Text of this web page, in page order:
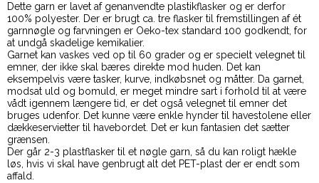
Dette garn er lavet af genanvendte plastikflasker og er derfor
100% polyester. Der er brugt ca. tre flasker til fremstillingen af ét
garnnøgle og farvningen er Oeko-tex standard 100 godkendt, for
at undgå skadelige kemikalier.
Garnet kan vaskes ved op til 60 grader og er specielt velegnet til
emner, der ikke skal bæres direkte mod huden. Det kan
eksempelvis være tasker, kurve, indkøbsnet og måtter. Da garnet,
modsat uld og bomuld, er meget mindre sart i forhold til at være
vådt igennem længere tid, er det også velegnet til emner det
bruges udenfor. Det kunne være enkle hynder til havestolene eller
dækkeservietter til havebordet. Det er kun fantasien det sætter
grænsen.
Der går 2-3 plastflasker til et nøgle garn, så du kan roligt hækle
løs, hvis vi skal have genbrugt alt det PET-plast der er endt som
affald.